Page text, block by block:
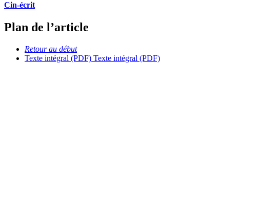
Cin-écrit
Plan de l’article
Retour au début
Texte intégral (PDF) Texte intégral (PDF)